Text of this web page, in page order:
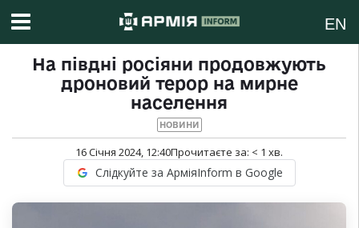
EN
На півдні росіяни продовжують
дроновий терор на мирне
населення
НОВИНИ
16 Січня 2024, 12:40Прочитаєте за: < 1 хв.
Слідкуйте за АрміяInform в Google